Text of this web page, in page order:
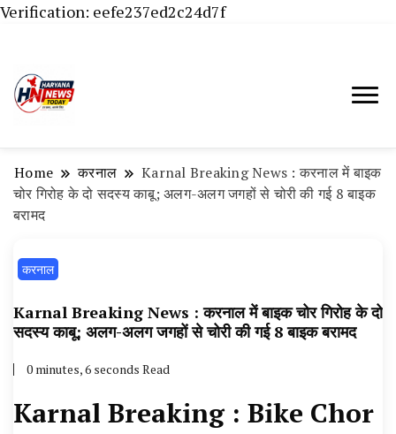
Verification: eefe237ed2c24d7f
हांसी, जींद और हरियाणा की ताजा खबरें
Haryana News Today, Haryana Live, Live
चैनल, Haryana News Today, Latest News
Hisar, Hisar Breaking News, Hansi News
Weather Update in Haryana, Weather Alert
in Haryana, Rain Alert in Haryana, Haryana
Police Action, Haryana Porotet Update,
News, Student Portest News, Kisan Protest
Home करनाल
Karnal Breaking News : करनाल में बाइक
चोर गिरोह के दो सदस्य काबू; अलग-अलग जगहों से चोरी की गई 8 बाइक
बरामद
करनाल
Karnal Breaking News : करनाल में बाइक चोर गिरोह के दो
सदस्य काबू; अलग-अलग जगहों से चोरी की गई 8 बाइक बरामद
0 minutes, 6 seconds Read
Karnal Breaking : Bike Chor